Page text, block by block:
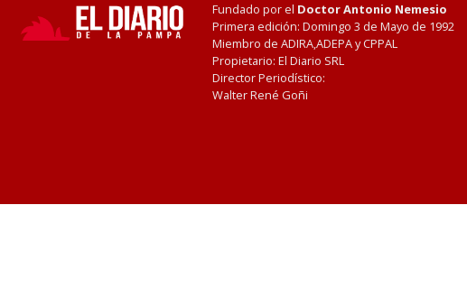
Fundado por el Doctor Antonio Nemesio
Primera edición: Domingo 3 de Mayo de 1992
Miembro de ADIRA,ADEPA y CPPAL
Propietario: El Diario SRL
Director Periodístico:
Walter René Goñi